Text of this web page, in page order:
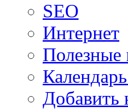
SEO
Интернет
Полезные
Добавить